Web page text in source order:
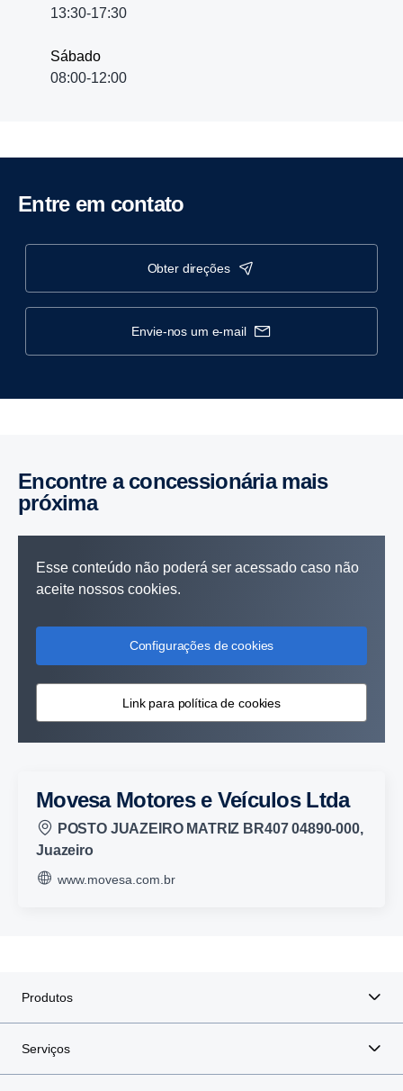
13:30-17:30
Sábado
08:00-12:00
Entre em contato
obter direções
envie-nos um e-mail
Encontre a concessionária mais
próxima
Esse conteúdo não poderá ser acessado caso não
aceite nossos cookies.
Configurações de cookies
Link para política de cookies
Movesa Motores e Veículos Ltda
POSTO JUAZEIRO MATRIZ BR407 04890-000,
Juazeiro
www.movesa.com.br
Produtos
Serviços